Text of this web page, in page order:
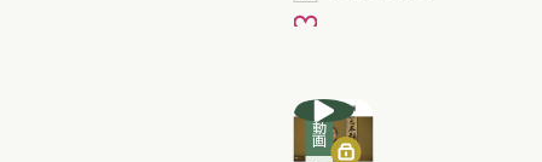
お気に入り
動画